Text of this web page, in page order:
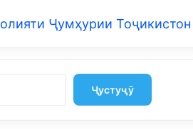
Ҷумҳурии Тоҷикистон
Ҷустуҷӯ